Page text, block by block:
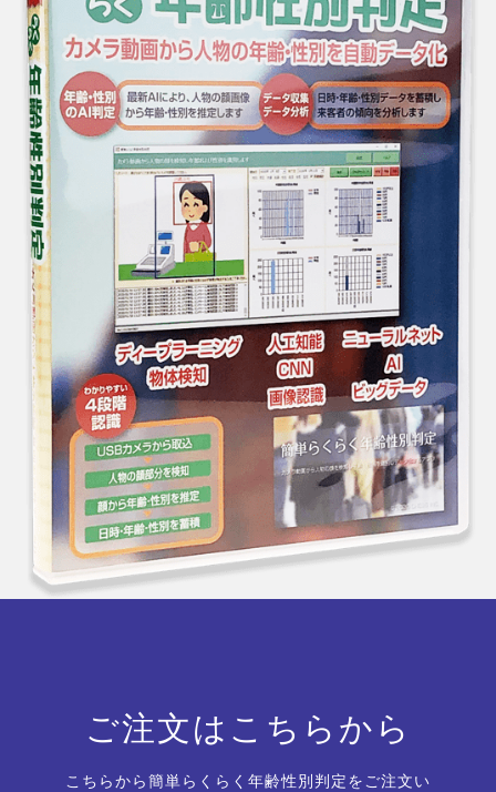
ご注文はこちらから
こちらから簡単らくらく年齢性別判定をご注文い